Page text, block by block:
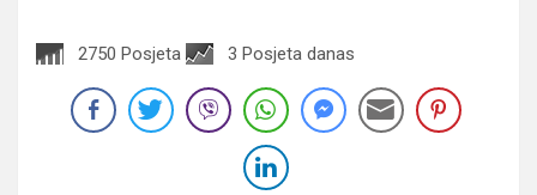
2750 Posjeta 3 Posjeta danas